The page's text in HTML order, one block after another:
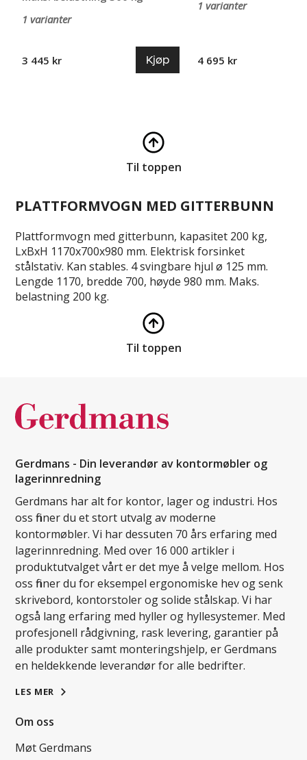
1 varianter
3 445 kr Kjøp
1 varianter
4 695 kr
Til toppen
PLATTFORMVOGN MED GITTERBUNN
Plattformvogn med gitterbunn, kapasitet 200 kg,
LxBxH 1170x700x980 mm. Elektrisk forsinket
stålstativ. Kan stables. 4 svingbare hjul ø 125 mm.
Lengde 1170, bredde 700, høyde 980 mm. Maks.
belastning 200 kg.
Til toppen
Gerdmans - Din leverandør av kontormøbler og
lagerinnredning
Gerdmans har alt for kontor, lager og industri. Hos
oss finner du et stort utvalg av moderne
kontormøbler. Vi har dessuten 70 års erfaring med
lagerinnredning. Med over 16 000 artikler i
produktutvalget vårt er det mye å velge mellom. Hos
oss finner du for eksempel ergonomiske hev og senk
skrivebord, kontorstoler og solide stålskap. Vi har
også lang erfaring med hyller og hyllesystemer. Med
profesjonell rådgivning, rask levering, garantier på
alle produkter samt monteringshjelp, er Gerdmans
en heldekkende leverandør for alle bedrifter.
LES MER
Om oss
Møt Gerdmans